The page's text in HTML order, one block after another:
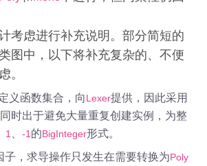
考虑进行补充说明。部分简短的
图中，以下将补充复杂的、不便
。
义函数集合，向Lexer提供，因此采用
时出于避免大量重复创建实例，为整
1 、-1的BigInteger形式。
子，求导操作只发生在需要转换为Poly